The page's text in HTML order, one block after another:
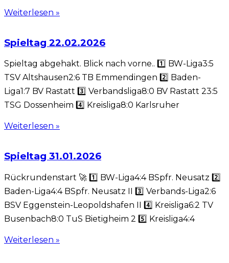
Weiterlesen »
Spieltag 22.02.2026
Spieltag abgehakt. Blick nach vorne.. 1️⃣ BW-Liga3:5
TSV Altshausen2:6 TB Emmendingen 2️⃣ Baden-
Liga1:7 BV Rastatt 3️⃣ Verbandsliga8:0 BV Rastatt 23:5
TSG Dossenheim 4️⃣ Kreisliga8:0 Karlsruher
Weiterlesen »
Spieltag 31.01.2026
Rückrundenstart 🚀 1️⃣ BW-Liga4:4 BSpfr. Neusatz 2️⃣
Baden-Liga4:4 BSpfr. Neusatz II 3️⃣ Verbands-Liga2:6
BSV Eggenstein-Leopoldshafen II 4️⃣ Kreisliga6:2 TV
Busenbach8:0 TuS Bietigheim 2 5️⃣ Kreisliga4:4
Weiterlesen »